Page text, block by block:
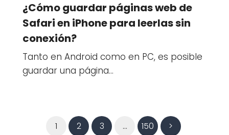
¿Cómo guardar páginas web de
Safari en iPhone para leerlas sin
conexión?
Tanto en Android como en PC, es posible
guardar una página…
1 2 3 … 150 >